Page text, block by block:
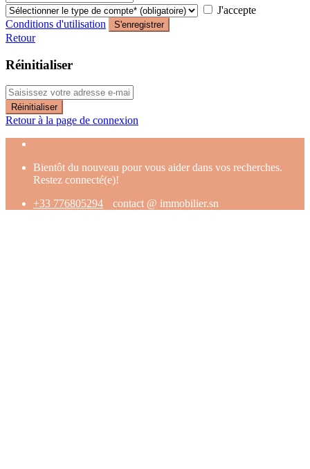
J'accepte
Conditions d'utilisation
S'enregistrer
Retour
Réinitialiser
Réinitialiser
Retour à la page de connexion
Bientôt du nouveau pour vous aider dans vos recherches.
Restez connecté(e)!
+33 776805294
contact @ immobilier.sn